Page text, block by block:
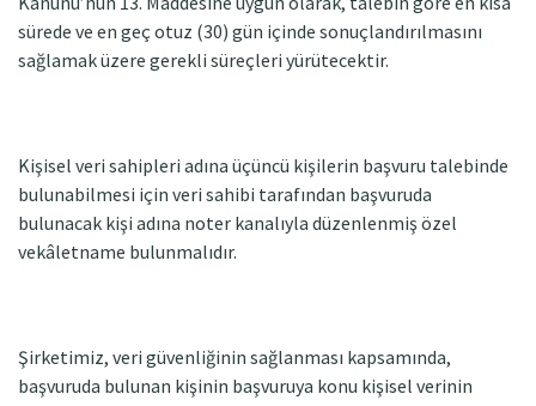
sürede ve en geç otuz (30) gün içinde sonuçlandırılmasını
sağlamak üzere gerekli süreçleri yürütecektir.
Kişisel veri sahipleri adına üçüncü kişilerin başvuru talebinde
bulunabilmesi için veri sahibi tarafından başvuruda
bulunacak kişi adına noter kanalıyla düzenlenmiş özel
vekâletname bulunmalıdır.
Şirketimiz, veri güvenliğinin sağlanması kapsamında,
başvuruda bulunan kişinin başvuruya konu kişisel verinin